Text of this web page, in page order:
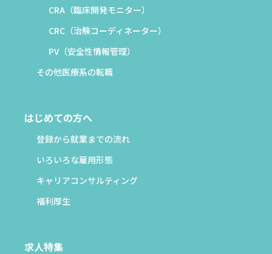
CRA（臨床開発モニター）
CRC（治験コーディネーター）
PV（安全性情報管理）
その他医療系の転職
はじめての方へ
登録から就業までの流れ
いろいろな雇用形態
キャリアコンサルティング
福利厚生
求人特集